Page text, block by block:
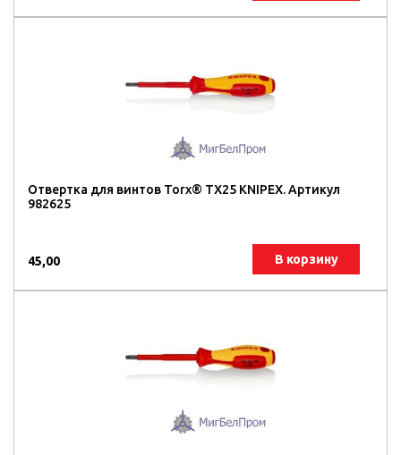
Отвертка для винтов Torx® TX25 KNIPEX. Артикул
982625
45,00 В корзину